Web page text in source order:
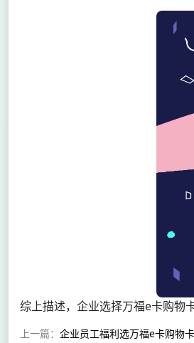
综上描述，企业选择万福e卡购物
上一篇： 企业员工福利选万福e卡购物